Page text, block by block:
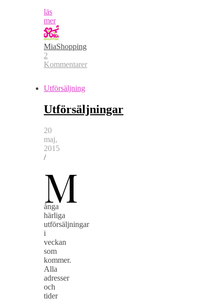
läs
mer
MiaShopping
2
Kommentarer
Utförsäljning
Utförsäljningar
20
maj,
2015
/
M
ånga
härliga
utförsäljningar
i
veckan
som
kommer.
Alla
adresser
och
tider